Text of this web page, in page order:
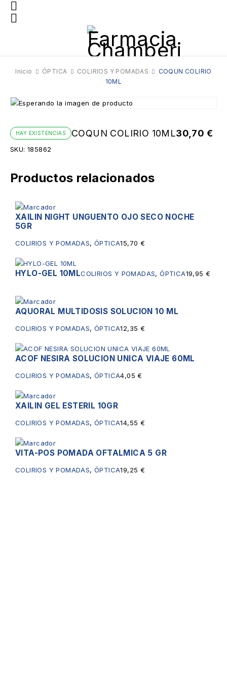
Inicio ÓPTICA COLIRIOS Y POMADAS
COQUN COLIRIO
10ML
HAY EXISTENCIAS COQUN COLIRIO 10ML30,70 €
SKU: 185862
Productos relacionados
XAILIN NIGHT UNGUENTO OJO SECO NOCHE
5GR
COLIRIOS Y POMADAS,ÓPTICA15,70 €
HYLO-GEL 10MLCOLIRIOS Y POMADAS,ÓPTICA19,95€
AQUORAL MULTIDOSIS SOLUCION 10 ML
COLIRIOS Y POMADAS,ÓPTICA12,35 €
ACOF NESIRA SOLUCION UNICA VIAJE 60ML
COLIRIOS Y POMADAS,ÓPTICA4,05€
XAILIN GEL ESTERIL 10GR
COLIRIOS Y POMADAS,ÓPTICA14,55 €
VITA-POS POMADA OFTALMICA 5 GR
COLIRIOS Y POMADAS,ÓPTICA19,25 €